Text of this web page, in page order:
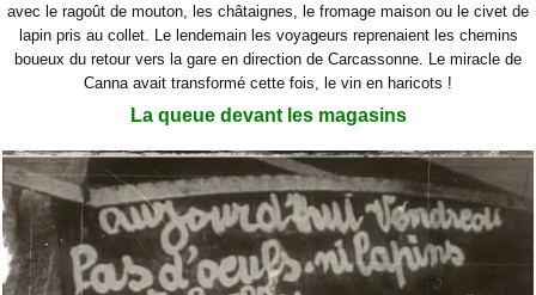
avec le ragoût de mouton, les châtaignes, le fromage maison ou le civet de
lapin pris au collet. Le lendemain les voyageurs reprenaient les chemins
boueux du retour vers la gare en direction de Carcassonne. Le miracle de
Canna avait transformé cette fois, le vin en haricots !
La queue devantles magasins